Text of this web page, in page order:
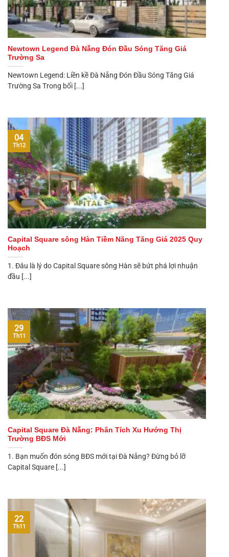
Newtown Legend Đà Nẵng Đón Đầu Sóng Tăng Giá
Trường Sa
Newtown Legend: Liền kề Đà Nẵng Đón Đầu Sóng Tăng Giá
Trường Sa Trong bối [...]
Capital Square sông Hàn Tiềm Năng Tăng Giá 2025 Quy
Hoạch
1. Đâu là lý do Capital Square sông Hàn sẽ bứt phá lợi nhuận
đầu [...]
04
Th12
Capital Square Đà Nẵng: Phân Tích Xu Hướng Thị
Trường BĐS Mới
1. Bạn muốn đón sóng BĐS mới tại Đà Nẵng? Đừng bỏ lỡ
Capital Square [...]
29
Th11
22
Th11